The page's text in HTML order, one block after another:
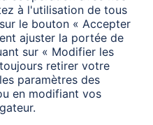
ambiant. La durée de vie
de ce mode de
LED peuvent évidemment
fermés, mais elles
et durent moins